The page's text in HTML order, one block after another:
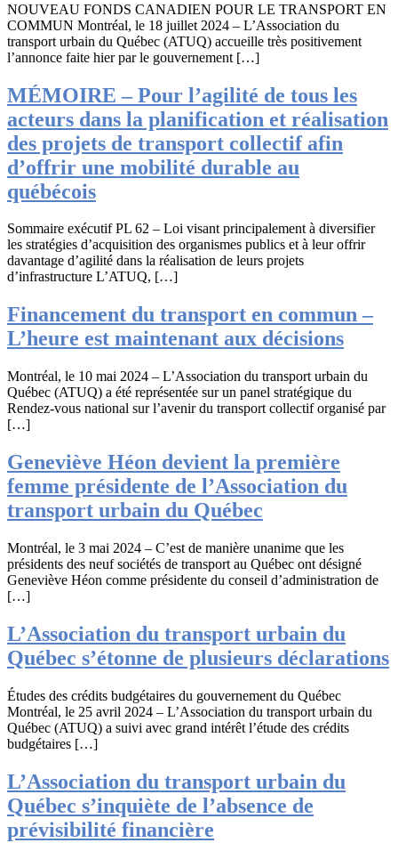
NOUVEAU FONDS CANADIEN POUR LE TRANSPORT EN
COMMUN Montréal, le 18 juillet 2024 – L’Association du
transport urbain du Québec (ATUQ) accueille très positivement
l’annonce faite hier par le gouvernement […]
MÉMOIRE – Pour l’agilité de tous les
acteurs dans la planification et réalisation
des projets de transport collectif afin
d’offrir une mobilité durable au
québécois
Sommaire exécutif PL 62 – Loi visant principalement à diversifier
les stratégies d’acquisition des organismes publics et à leur offrir
davantage d’agilité dans la réalisation de leurs projets
d’infrastructure L’ATUQ, […]
Financement du transport en commun –
L’heure est maintenant aux décisions
Montréal, le 10 mai 2024 – L’Association du transport urbain du
Québec (ATUQ) a été représentée sur un panel stratégique du
Rendez-vous national sur l’avenir du transport collectif organisé par
[…]
Geneviève Héon devient la première
femme présidente de l’Association du
transport urbain du Québec
Montréal, le 3 mai 2024 – C’est de manière unanime que les
présidents des neuf sociétés de transport au Québec ont désigné
Geneviève Héon comme présidente du conseil d’administration de
[…]
L’Association du transport urbain du
Québec s’étonne de plusieurs déclarations
Études des crédits budgétaires du gouvernement du Québec
Montréal, le 25 avril 2024 – L’Association du transport urbain du
Québec (ATUQ) a suivi avec grand intérêt l’étude des crédits
budgétaires […]
L’Association du transport urbain du
Québec s’inquiète de l’absence de
prévisibilité financière